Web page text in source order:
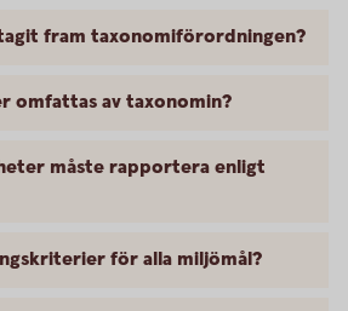
fram taxonomiförordningen?
omfattas av taxonomin?
måste rapportera enligt
för alla miljömål?